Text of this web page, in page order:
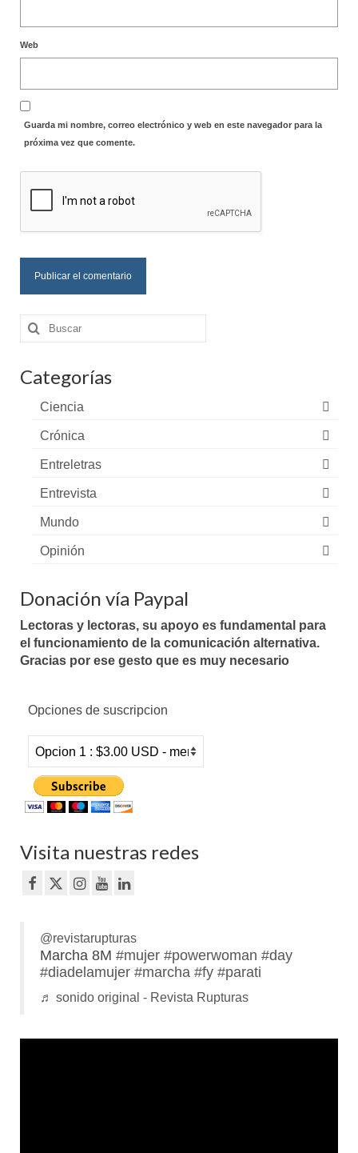
Web
Guarda mi nombre, correo electrónico y web en este navegador para la
próxima vez que comente.
Buscar
por:
Categorías
Ciencia
Crónica
Entreletras
Entrevista
Mundo
Opinión
Donación vía Paypal
Lectoras y lectoras, su apoyo es fundamental para
el funcionamiento de la comunicación alternativa.
Gracias por ese gesto que es muy necesario
Opciones de suscripcion
Visita nuestras redes
@revistarupturas
Marcha 8M #mujer #powerwoman #day
#diadelamujer #marcha #fy #parati
♬ sonido original - Revista Rupturas